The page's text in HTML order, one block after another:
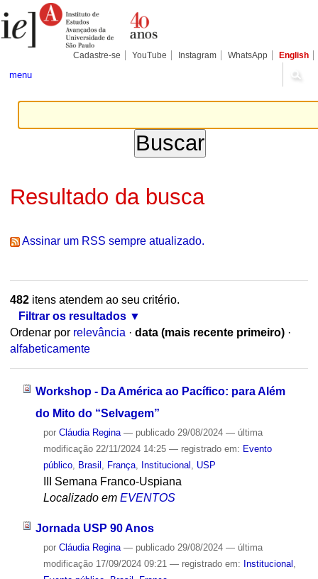
para
conteúdo.
Pessoais
Cadastre-se YouTube Instagram WhatsApp English
menu
Resultado da busca
Assinar um RSS sempre atualizado.
482itens atendem ao seu critério.
Filtrar os resultados
Ordenar por relevância · data (mais recente primeiro) ·
alfabeticamente
Workshop - Da América ao Pacífico: para Além
do Mito do “Selvagem”
por Cláudia Regina — publicado29/08/2024 — última
modificação22/11/2024 14:25 — registrado em: Evento
público, Brasil França, Institucional USP
III Semana Franco-Uspiana
Localizado em EVENTOS
Jornada USP 90 Anos
por Cláudia Regina — publicado29/08/2024 — última
modificação17/09/2024 09:21 — registrado em: Institucional